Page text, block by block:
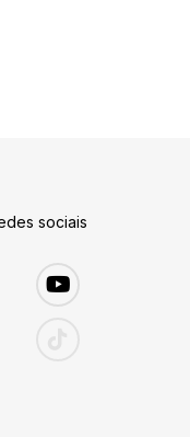
sociais